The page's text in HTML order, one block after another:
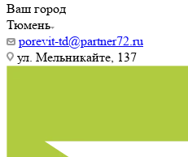
Ваш город
Тюмень
porevit-td@partner72.ru
ул. Мельникайте, 137